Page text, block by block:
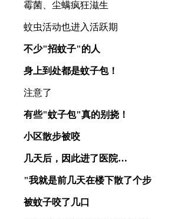
霉菌、尘螨疯狂滋生
蚊虫活动也进入活跃期
不少"招蚊子"的人
身上到处都是蚊子包！
注意了
有些"蚊子包"真的别挠！
小区散步被咬
几天后，因此进了医院…
"我就是前几天在楼下散了个步
被蚊子咬了几口